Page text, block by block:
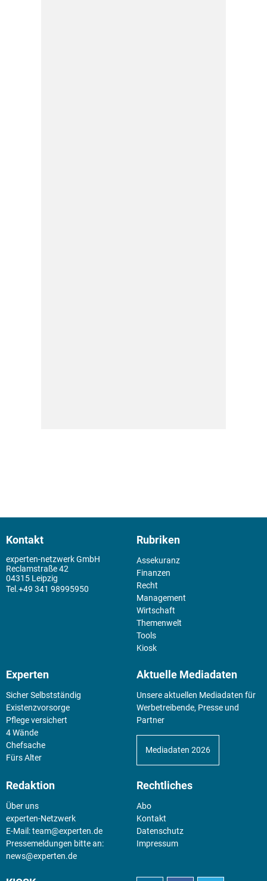
Kontakt
experten-netzwerk GmbH
Reclamstraße 42
04315 Leipzig
+49 341 98995950
Rubriken
Assekuranz
Finanzen
Recht
Management
Wirtschaft
Themenwelt
Tools
Kiosk
Experten
Sicher Selbstständig
Existenz­vorsorge
Pflege versichert
4 Wände
Chefsache
Fürs Alter
Aktuelle Mediadaten
Unsere aktuellen Mediadaten für
Werbetreibende, Presse und
Partner
Mediadaten 2026
Redaktion
Über uns
experten-Netzwerk
E-Mail:team@experten.de
Pressemeldungen bitte an:
news@experten.de
Rechtliches
Abo
Kontakt
Datenschutz
Impressum